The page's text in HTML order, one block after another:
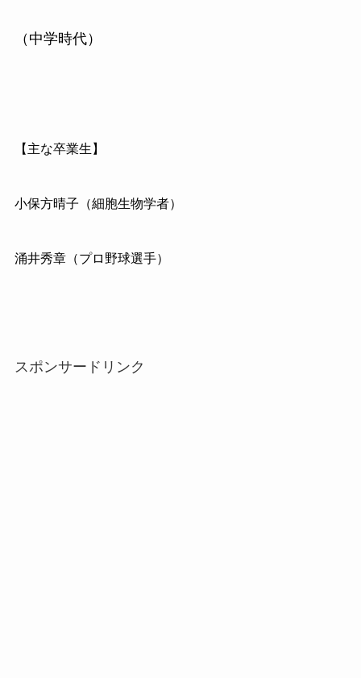
（中学時代）
【主な卒業生】
小保方晴子（細胞生物学者）
涌井秀章（プロ野球選手）
スポンサードリンク